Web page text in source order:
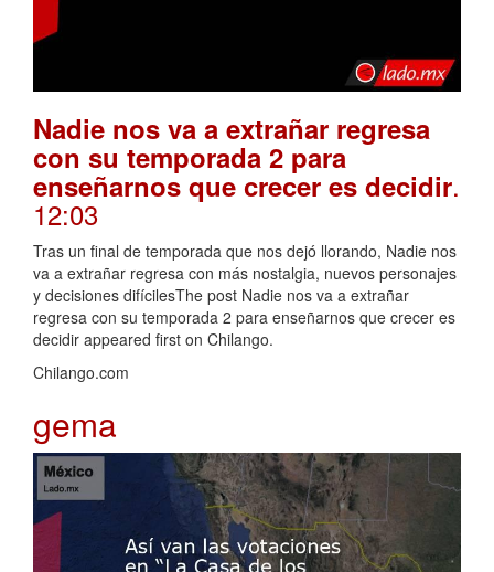
Nadie nos va a extrañar regresa
con su temporada 2 para
enseñarnos que crecer es decidir.
12:03
Tras un final de temporada que nos dejó llorando, Nadie nos
va a extrañar regresa con más nostalgia, nuevos personajes
y decisiones difícilesThe post Nadie nos va a extrañar
regresa con su temporada 2 para enseñarnos que crecer es
decidir appeared first on Chilango.
Chilango.com
gema